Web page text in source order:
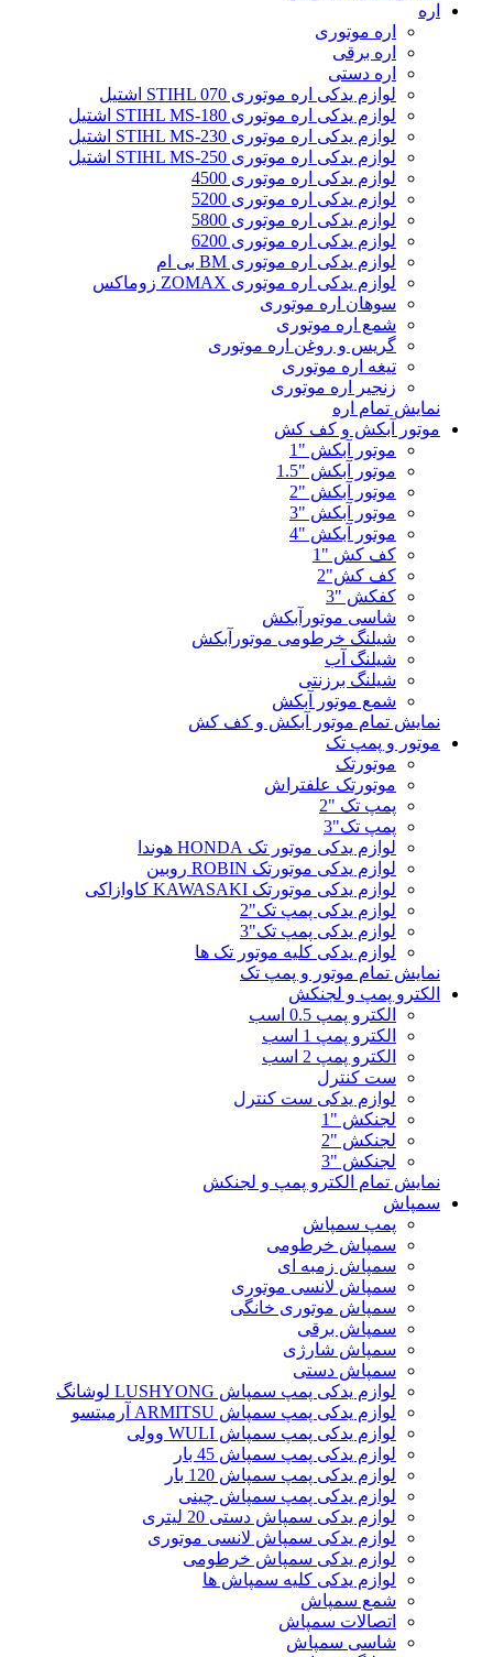
اره
اره موتوری
اره برقی
اره دستی
لوازم یدکی اره موتوری STIHL 070 اشتیل
لوازم یدکی اره موتوری STIHL MS-180 اشتیل
لوازم یدکی اره موتوری STIHL MS-230 اشتیل
لوازم یدکی اره موتوری STIHL MS-250 اشتیل
لوازم یدکی اره موتوری 4500
لوازم یدکی اره موتوری 5200
لوازم یدکی اره موتوری 5800
لوازم یدکی اره موتوری 6200
لوازم یدکی اره موتوری BM بی ام
لوازم یدکی اره موتوری ZOMAX زوماکس
سوهان اره موتوری
شمع اره موتوری
گریس و روغن اره موتوری
تیغه اره موتوری
زنجیر اره موتوری
نمایش تمام اره
موتور آبکش و کف کش
موتور آبکش "1
موتور آبکش "1.5
موتور آبکش "2
موتور آبکش "3
موتور آبکش "4
کف کش "1
کف کش"2
کفکش "3
شاسی موتورآبکش
شیلنگ خرطومی موتورآبکش
شیلنگ آب
شیلنگ برزنتی
شمع موتور آبکش
نمایش تمام موتور آبکش و کف کش
موتور و پمپ تک
موتورتک
موتورتک علفتراش
پمپ تک "2
پمپ تک"3
لوازم یدکی موتور تک HONDA هوندا
لوازم یدکی موتورتک ROBIN روبین
لوازم یدکی موتورتک KAWASAKI کاوازاکی
لوازم یدکی پمپ تک"2
لوازم یدکی پمپ تک"3
لوازم یدکی کلیه موتور تک ها
نمایش تمام موتور و پمپ تک
الکترو پمپ و لجنکش
الکترو پمپ 0.5 اسب
الکترو پمپ 1 اسب
الکترو پمپ 2 اسب
ست کنترل
لوازم یدکی ست کنترل
لجنکش "1
لجنکش "2
لجنکش "3
نمایش تمام الکترو پمپ و لجنکش
سمپاش
پمپ سمپاش
سمپاش خرطومی
سمپاش زمبه ای
سمپاش لانسی موتوری
سمپاش موتوری خانگی
سمپاش برقی
سمپاش شارژی
سمپاش دستی
لوازم یدکی پمپ سمپاش LUSHYONG لوشانگ
لوازم یدکی پمپ سمپاش ARMITSU آرمیتسو
لوازم یدکی پمپ سمپاش WULI وولی
لوازم یدکی پمپ سمپاش 45 بار
لوازم یدکی پمپ سمپاش 120 بار
لوازم یدکی پمپ سمپاش چینی
لوازم یدکی سمپاش دستی 20 لیتری
لوازم یدکی سمپاش لانسی موتوری
لوازم یدکی سمپاش خرطومی
لوازم یدکی کلیه سمپاش ها
شمع سمپاش
اتصالات سمپاش
شاسی سمپاش